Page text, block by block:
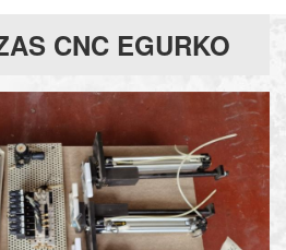
CNC EGURKO